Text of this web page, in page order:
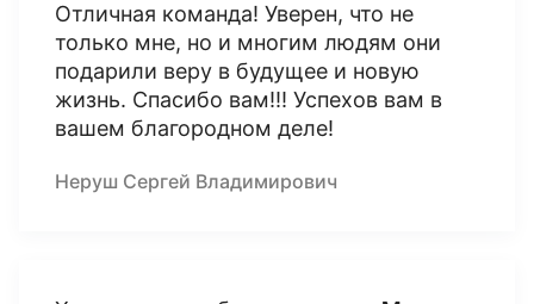
Отличная команда! Уверен, что не
только мне, но и многим людям они
подарили веру в будущее и новую
жизнь. Спасибо вам!!! Успехов вам в
вашем благородном деле!
Неруш Сергей Владимирович